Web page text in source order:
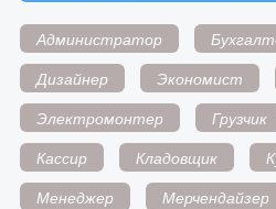
Администратор
Дизайнер
Экономист
Электромонтер
Грузчик
Кассир
Кладовщик
Менеджер
Мерчендайзер